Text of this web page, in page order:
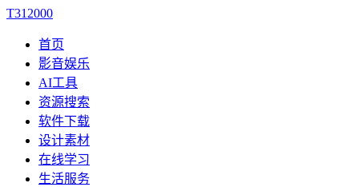
T312000
首页
影音娱乐
AI工具
资源搜索
软件下载
设计素材
在线学习
生活服务